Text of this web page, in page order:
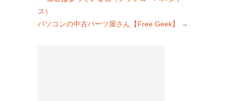
ス）
パソコンの中古パーツ屋さん【Free Geek】
→